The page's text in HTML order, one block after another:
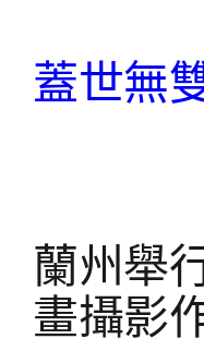
蓋世無
蘭州舉
畫攝影